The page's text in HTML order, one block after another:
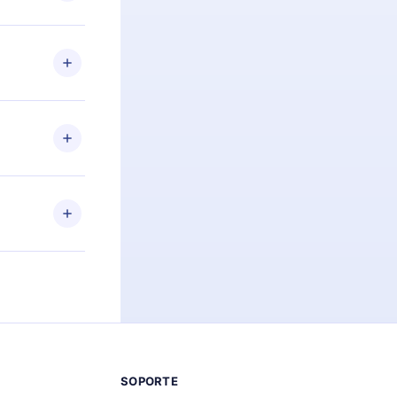
Por
el
de
más de
leer o
iOS,
momento
SOPORTE